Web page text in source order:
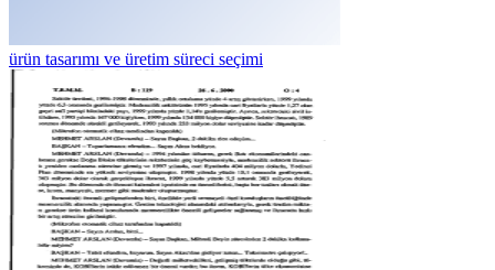
ürün tasarımı ve üretim süreci seçimi